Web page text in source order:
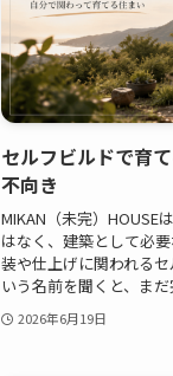
セルフビルドで育
不向き
MIKAN（未完）HOUSE
はなく、建築として必
装や仕上げに関われる
いう名前を聞くと、ま
2026年6月19日